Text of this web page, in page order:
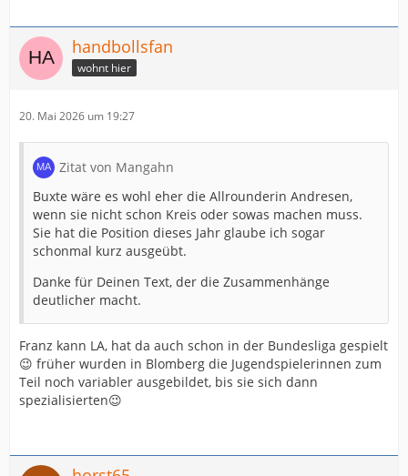
handbollsfan
wohnt hier
20. Mai 2026 um 19:27
Zitat von Mangahn
Buxte wäre es wohl eher die Allrounderin Andresen,
wenn sie nicht schon Kreis oder sowas machen muss.
Sie hat die Position dieses Jahr glaube ich sogar
schonmal kurz ausgeübt.
Danke für Deinen Text, der die Zusammenhänge
deutlicher macht.
Franz kann LA, hat da auch schon in der Bundesliga gespielt
😉 früher wurden in Blomberg die Jugendspielerinnen zum
Teil noch variabler ausgebildet, bis sie sich dann
spezialisierten😉